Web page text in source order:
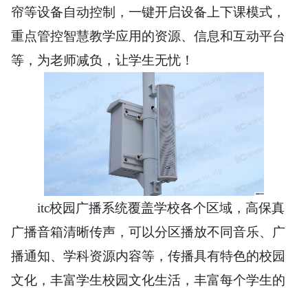
帘等设备自动控制，一键开启设备上下课模式，
重点管控智慧教学应用的资源、信息和互动平台
等，为老师减负，让学生无忧！
itc校园广播系统覆盖学校各个区域，高保真
广播音箱清晰传声，可以分区播放不同音乐、广
播通知、学科资源内容等，传播具有特色的校园
文化，丰富学生校园文化生活，丰富每个学生的